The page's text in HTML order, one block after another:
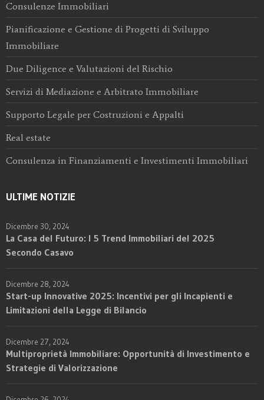
Consulenze Immobiliari
Pianificazione e Gestione di Progetti di Sviluppo
Immobiliare
Due Diligence e Valutazioni del Rischio
Servizi di Mediazione e Arbitrato Immobiliare
Supporto Legale per Costruzioni e Appalti
Real estate
Consulenza in Finanziamenti e Investimenti Immobiliari
ULTIME NOTIZIE
Dicembre 30, 2024
La Casa del Futuro: I 5 Trend Immobiliari del 2025
Secondo Casavo
Dicembre 28, 2024
Start-up Innovative 2025: Incentivi per gli Incapienti e
Limitazioni della Legge di Bilancio
Dicembre 27, 2024
Multiproprietà Immobiliare: Opportunità di Investimento e
Strategie di Valorizzazione